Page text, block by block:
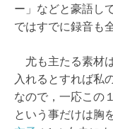
ー」などと豪語し
ではすでに録音も
尤も主たる素材
入れるとすれば私
なので，一応この
という事だけは胸